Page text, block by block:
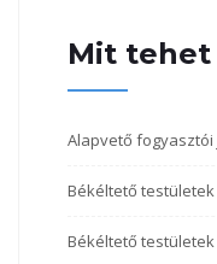
Mit tehet
Alapvető fogyasztói
Békéltető testületek
Békéltető